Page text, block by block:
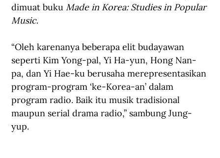
dimuat buku Made in Korea: Studies in Popular
Music.
“Oleh karenanya beberapa elit budayawan
seperti Kim Yong-pal, Yi Ha-yun, Hong Nan-
pa, dan Yi Hae-ku berusaha merepresentasikan
program-program ‘ke-Korea-an’ dalam
program radio. Baik itu musik tradisional
maupun serial drama radio,” sambung Jung-
yup.